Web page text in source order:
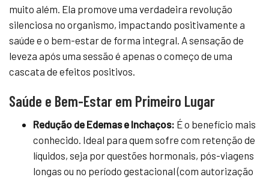
muito além. Ela promove uma verdadeira revolução
silenciosa no organismo, impactando positivamente a
saúde e o bem-estar de forma integral. A sensação de
leveza após uma sessão é apenas o começo de uma
cascata de efeitos positivos.
Saúde e Bem-Estar em Primeiro Lugar
Redução de Edemas e Inchaços: É o benefício mais
conhecido. Ideal para quem sofre com retenção de
líquidos, seja por questões hormonais, pós-viagens
longas ou no período gestacional (com autorização